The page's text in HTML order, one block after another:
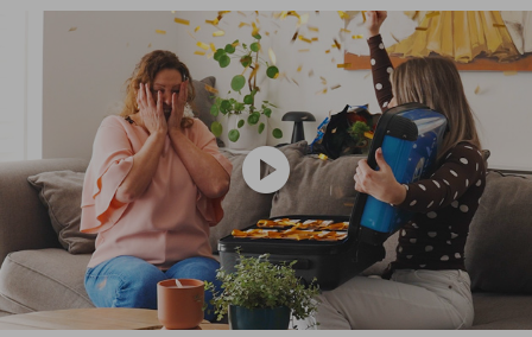
play_circle